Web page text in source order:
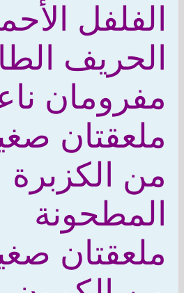
الفلفل
الحريف
مفرومان
ملعقتان
من الكزبرة
المطحونة
ملعقتان